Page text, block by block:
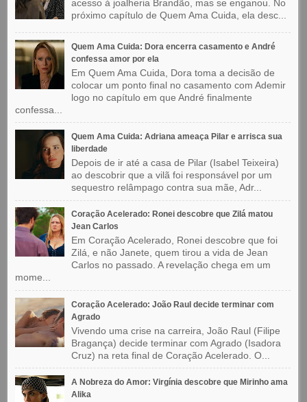
acesso à joalheria Brandão, mas se enganou. No
próximo capítulo de Quem Ama Cuida, ela desc...
Quem Ama Cuida: Dora encerra casamento e André
confessa amor por ela
Em Quem Ama Cuida, Dora toma a decisão de
colocar um ponto final no casamento com Ademir
logo no capítulo em que André finalmente
confessa...
Quem Ama Cuida: Adriana ameaça Pilar e arrisca sua
liberdade
Depois de ir até a casa de Pilar (Isabel Teixeira)
ao descobrir que a vilã foi responsável por um
sequestro relâmpago contra sua mãe, Adr...
Coração Acelerado: Ronei descobre que Zilá matou
Jean Carlos
Em Coração Acelerado, Ronei descobre que foi
Zilá, e não Janete, quem tirou a vida de Jean
Carlos no passado. A revelação chega em um
mome...
Coração Acelerado: João Raul decide terminar com
Agrado
Vivendo uma crise na carreira, João Raul (Filipe
Bragança) decide terminar com Agrado (Isadora
Cruz) na reta final de Coração Acelerado. O...
A Nobreza do Amor: Virgínia descobre que Mirinho ama
Alika